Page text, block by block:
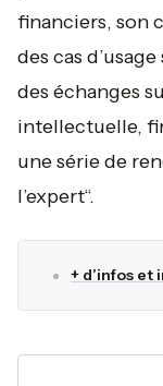
financiers, son
des cas
des échanges
intellectuelle,
une série de
l’expert“.
+ d’infos et